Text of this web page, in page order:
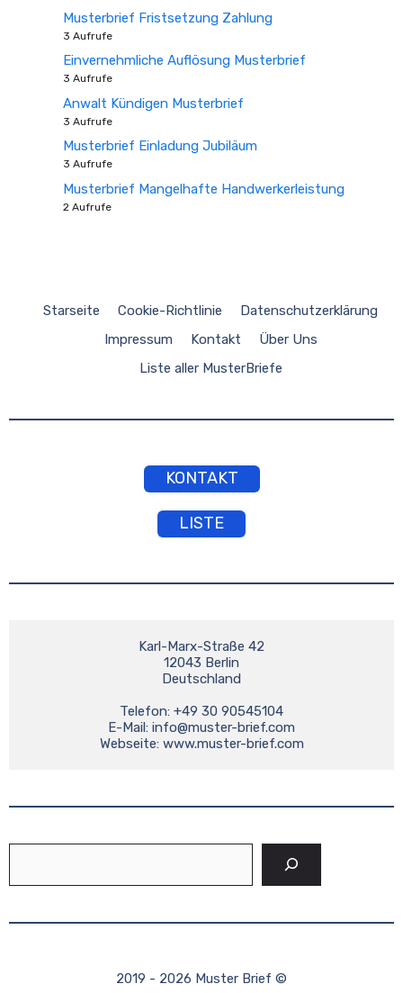
Musterbrief Fristsetzung Zahlung
3 Aufrufe
Einvernehmliche Auflösung Musterbrief
3 Aufrufe
Anwalt Kündigen Musterbrief
3 Aufrufe
Musterbrief Einladung Jubiläum
3 Aufrufe
Musterbrief Mangelhafte Handwerkerleistung
2 Aufrufe
Starseite Cookie-Richtlinie
Datenschutzerklärung
Impressum
Kontakt
Über Uns
Liste aller MusterBriefe
KONTAKT
LISTE
Karl-Marx-Straße 42
12043 Berlin
Deutschland
Telefon: +49 30 90545104
E-Mail: info@muster-brief.com
2019 - 2026 Muster Brief ©